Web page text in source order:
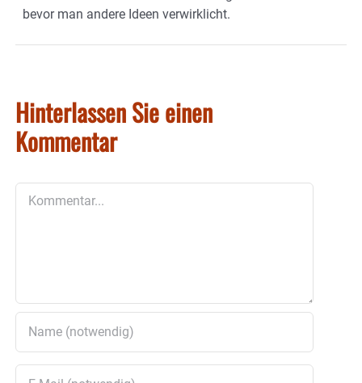
bevor man andere Ideen verwirklicht.
Hinterlassen Sie einen
Kommentar